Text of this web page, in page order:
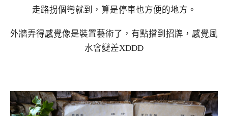
走路拐個彎就到，算是停車也方便的地方。
外牆弄得感覺像是裝置藝術了，有點擋到招牌，感覺風
水會變差XDDD